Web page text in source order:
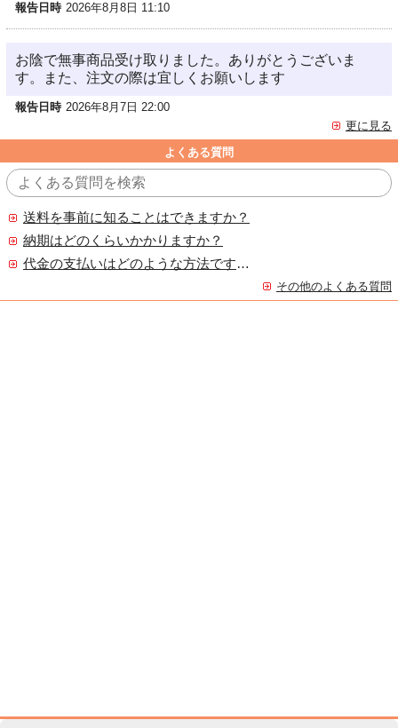
報告日時 2026年8月8日 11:10
お陰で無事商品受け取りました。ありがとうございま
す。また、注文の際は宜しくお願いします
報告日時 2026年8月7日 22:00
更に見る
よくある質問
送料を事前に知ることはできますか？
納期はどのくらいかかりますか？
代金の支払いはどのような方法ですか？
その他のよくある質問